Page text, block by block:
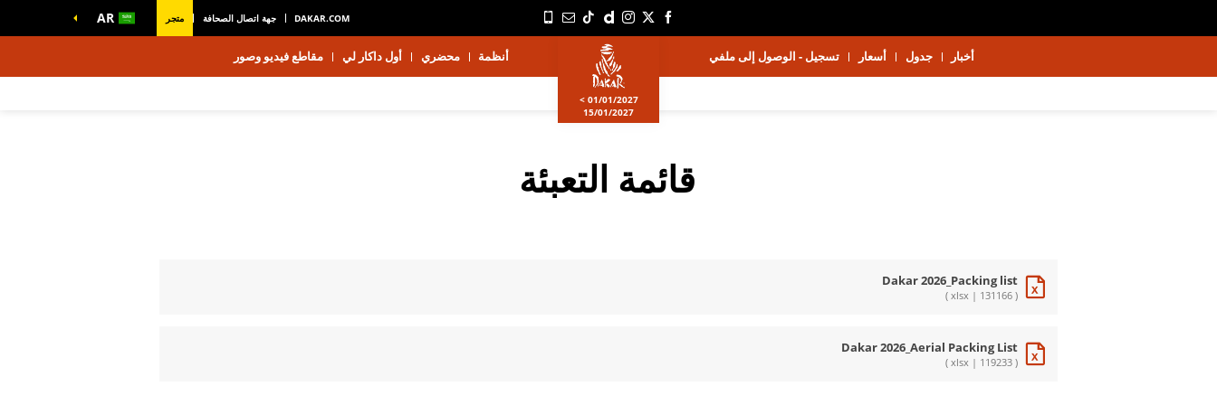
DAKAR.COM جهة اتصال الصحافة متجر AR
أخبار جدول أسعار تسجيل - الوصول إلى ملفي
01/01/2027 >
15/01/2027
أنظمة محضري أول داكار لي مقاطع فيديو وصور
قائمة التعبئة
Dakar 2026_Packing list
( xlsx | 131166 )
Dakar 2026_Aerial Packing List
( xlsx | 119233 )